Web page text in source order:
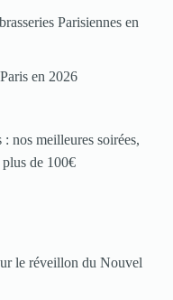
Parisiennes en
en 2026
nos meilleures soirées,
plus de 100€
le réveillon du Nouvel